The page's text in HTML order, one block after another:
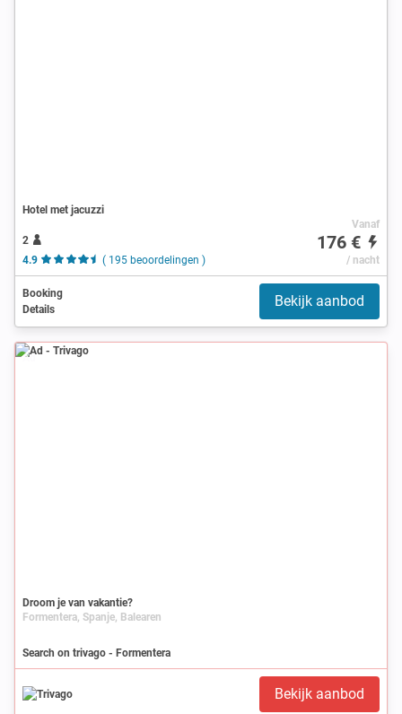
Hotel met jacuzzi
2
4.9
( 195 beoordelingen )
Vanaf
176 €
/ nacht
Booking
Details
Bekijk aanbod
Ad
Droom je van vakantie?
Formentera, Spanje, Balearen
Search on trivago - Formentera
Bekijk aanbod